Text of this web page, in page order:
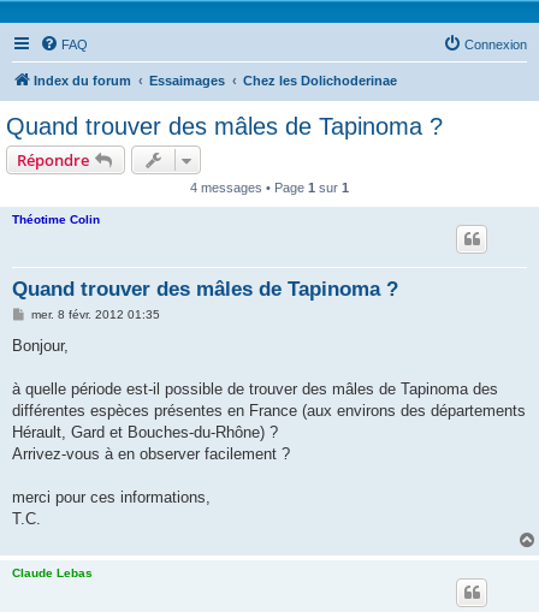
FAQ Connexion
Index du forum Essaimages Chez les Dolichoderinae
Quand trouver des mâles de Tapinoma ?
Répondre
4 messages • Page 1 sur 1
Théotime Colin
Quand trouver des mâles de Tapinoma ?
M
s
g
e
mer. 8 févr. 2012 01:35
Bonjour,
à quelle période est-il possible de trouver des mâles de Tapinoma des
différentes espèces présentes en France (aux environs des départements
Hérault, Gard et Bouches-du-Rhône) ?
Arrivez-vous à en observer facilement ?
merci pour ces informations,
T.C.
Claude Lebas